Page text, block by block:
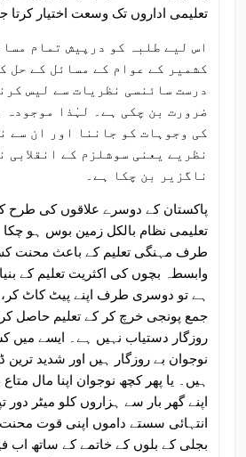
تعلیمی اداروں تک وسعت اختیار کرتا
اس لیے طلبہ کو درپیش تمام
کشمیر کے عوام کے مسائل کے حل
درست سائنسی نظریات سے لیس
ضرورت بن چکی ہے۔ لہٰذا موجودہ
کی وجوہات کو جاننا اور ان سے
نظریے یعنی سوشلزم کے انقلابی
ناگزیر بن چکا ہے۔
پاکستان کے دوسرے علاقوں کی طرح
تعلیمی نظام بالکل زمین بوس ہو
طرف مہنگی تعلیم کے باعث محنت
وابسطہ بچوں کی اکثریت تعلیم کے
ہے تو دوسری طرف اپنے پیٹ کاٹ کر،
جمع پونجی خرچ کر کے تعلیم حاصل
روزگار دستیاب نہیں ہے۔ ایسے میں
نوجوان بے روزگار ہیں اور شدید
ہیں۔ یا پھر کچھ نوجوان اپنا مال
اپنے گھر بار سے ہزاروں کلو میٹر دور
انتہائی سستے داموں اپنی قوت محنت
بجلی کے بلوں کے خاتمے کے ساتھ اب